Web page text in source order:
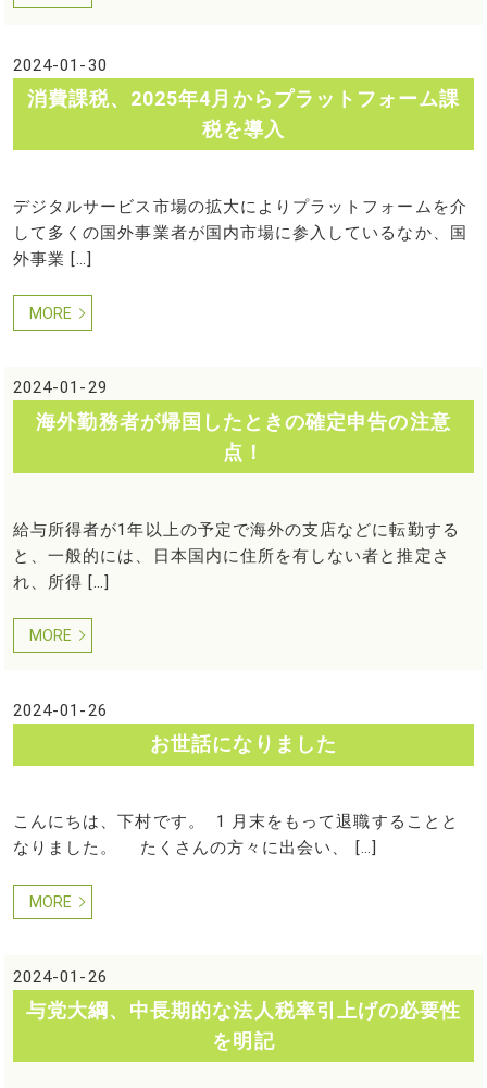
2024-01-30
消費課税、2025年4月からプラットフォーム課
税を導入
デジタルサービス市場の拡大によりプラットフォームを介
して多くの国外事業者が国内市場に参入しているなか、国
外事業 […]
MORE
2024-01-29
海外勤務者が帰国したときの確定申告の注意
点！
給与所得者が1年以上の予定で海外の支店などに転勤する
と、一般的には、日本国内に住所を有しない者と推定さ
れ、所得 […]
MORE
2024-01-26
お世話になりました
こんにちは、下村です。 1 月末をもって退職することと
なりました。 たくさんの方々に出会い、 […]
MORE
2024-01-26
与党大綱、中長期的な法人税率引上げの必要性
を明記